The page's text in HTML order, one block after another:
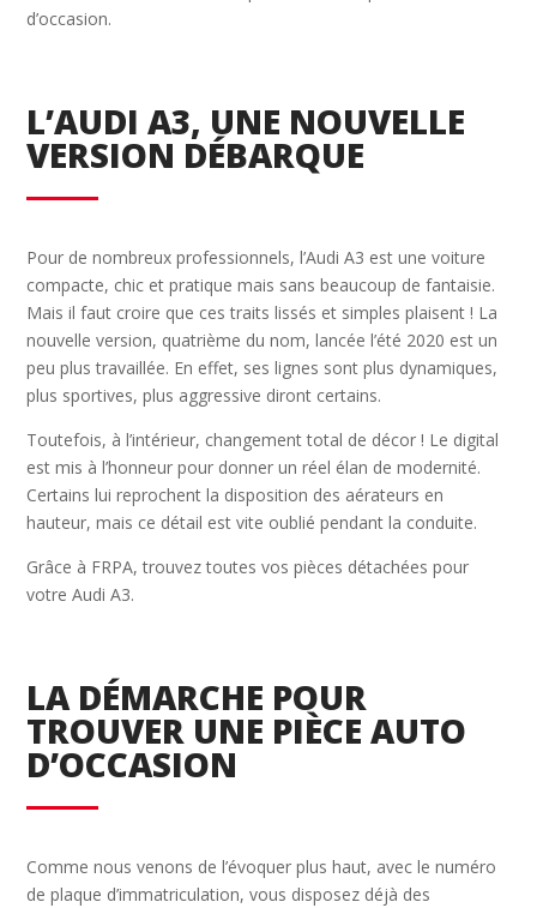
d’occasion.
L’AUDI A3, UNE NOUVELLE
VERSION DÉBARQUE
Pour de nombreux professionnels, l’Audi A3 est une voiture
compacte, chic et pratique mais sans beaucoup de fantaisie.
Mais il faut croire que ces traits lissés et simples plaisent ! La
nouvelle version, quatrième du nom, lancée l’été 2020 est un
peu plus travaillée. En effet, ses lignes sont plus dynamiques,
plus sportives, plus aggressive diront certains.
Toutefois, à l’intérieur, changement total de décor ! Le digital
est mis à l’honneur pour donner un réel élan de modernité.
Certains lui reprochent la disposition des aérateurs en
hauteur, mais ce détail est vite oublié pendant la conduite.
Grâce à FRPA, trouvez toutes vos pièces détachées pour
votre Audi A3.
LA DÉMARCHE POUR
TROUVER UNE PIÈCE AUTO
D’OCCASION
Comme nous venons de l’évoquer plus haut, avec le numéro
de plaque d’immatriculation, vous disposez déjà des